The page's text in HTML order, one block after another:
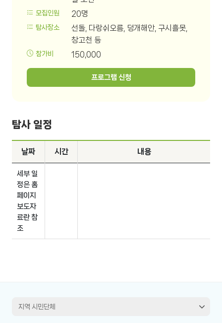
모집인원 20명
탐사장소
선돌, 다랑쉬오름, 덩개해안, 구시흘못,
창고천 등
참가비 150,000
프로그램 신청
탐사 일정
날짜 시간 내용
세부 일
정은 홈
페이지
보도자
료란 참
조